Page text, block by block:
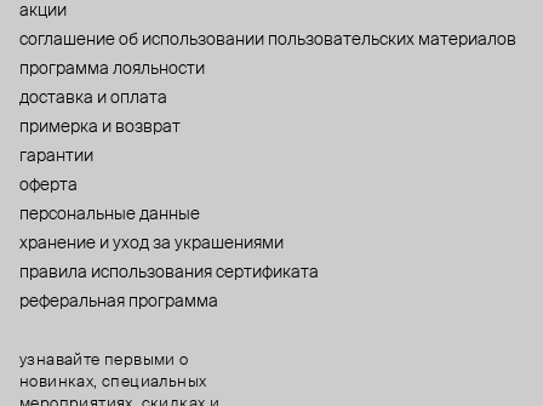
акции
cоглашение об использовании пользовательских материалов
программа лояльности
доставка и оплата
примерка и возврат
гарантии
оферта
персональные данные
хранение и уход за украшениями
правила использования сертификата
реферальная программа
узнавайте первыми о
новинках, специальных